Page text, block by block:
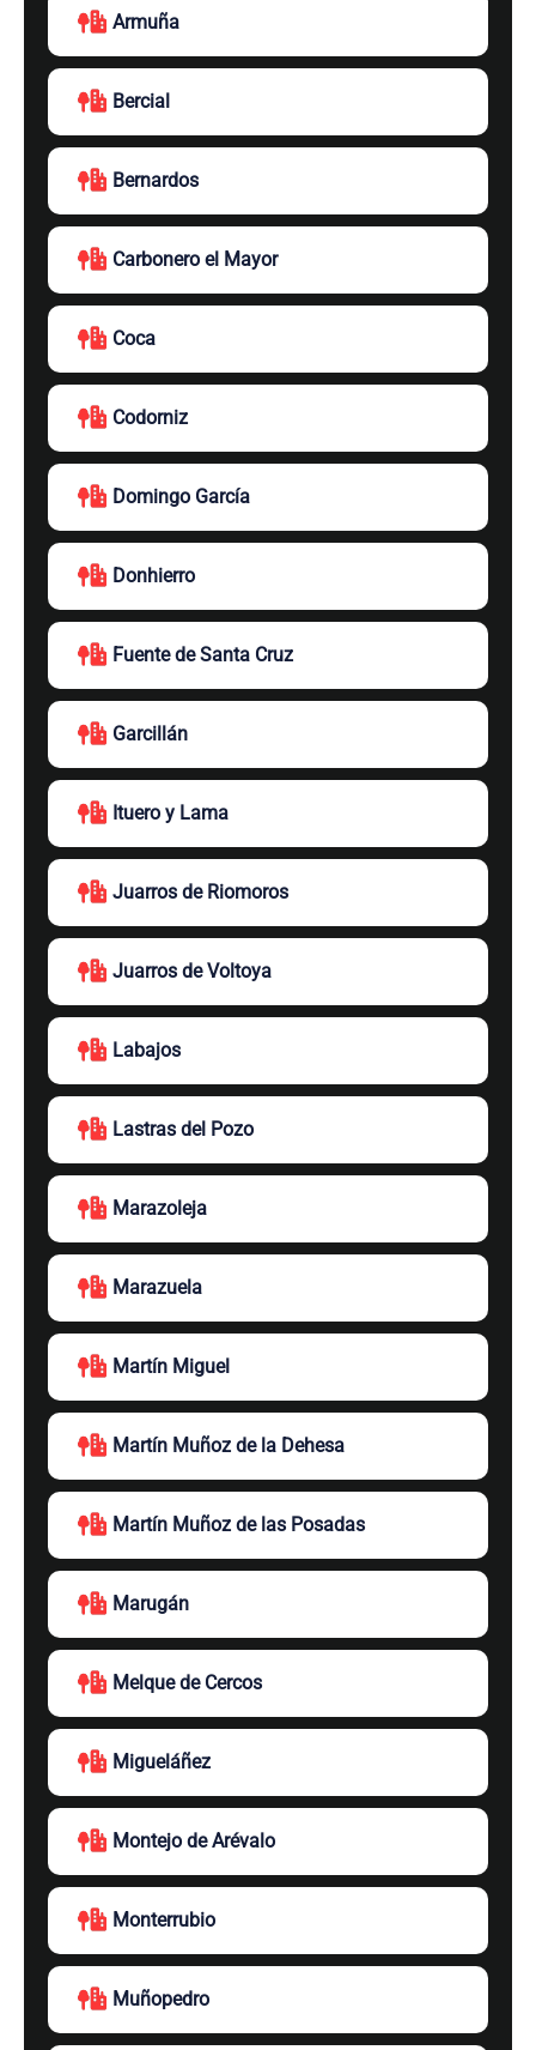
Armuña
Bercial
Bernardos
Carbonero el Mayor
Coca
Codorniz
Domingo García
Donhierro
Fuente de Santa Cruz
Garcillán
Ituero y Lama
Juarros de Riomoros
Juarros de Voltoya
Labajos
Lastras del Pozo
Marazoleja
Marazuela
Martín Miguel
Martín Muñoz de la Dehesa
Martín Muñoz de las Posadas
Marugán
Melque de Cercos
Migueláñez
Montejo de Arévalo
Monterrubio
Muñopedro